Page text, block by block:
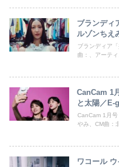
ブランディ
ルゾンちえ
ブランディア
曲：、アーテ
CanCam 1
と太陽／E-
CanCam 1月号
やみ、CM曲：
ワコール